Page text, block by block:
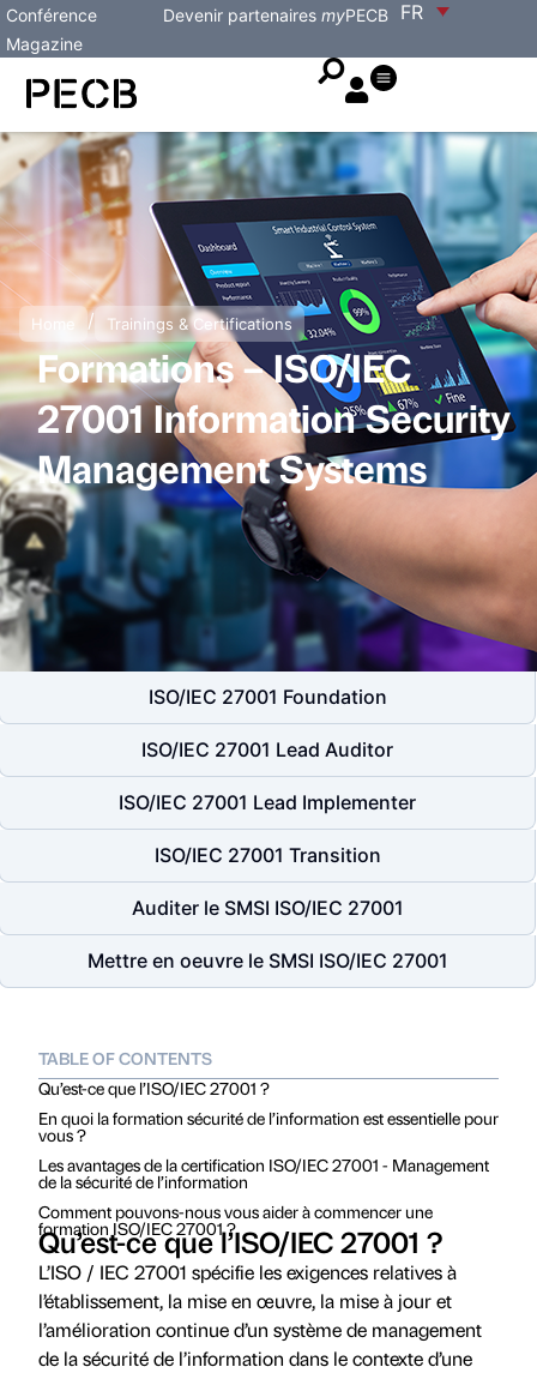
Conférence
Magazine
Devenir partenaires FR
myPECB
Home / Trainings & Certifications
Formations – ISO/IEC
27001 Information Security
Management Systems
ISO/IEC 27001 Foundation
ISO/IEC 27001 Lead Auditor
ISO/IEC 27001 Lead Implementer
ISO/IEC 27001 Transition
Auditer le SMSI ISO/IEC 27001
Mettre en oeuvre le SMSI ISO/IEC 27001
TABLE OF CONTENTS
Qu’est-ce que l’ISO/IEC 27001 ?
En quoi la formation sécurité de l’information est essentielle pour
vous ?
Les avantages de la certification ISO/IEC 27001 - Management
de la sécurité de l’information
Comment pouvons-nous vous aider à commencer une
formation ISO/IEC 27001 ?
Qu’est-ce que l’ISO/IEC 27001 ?
L’ISO / IEC 27001 spécifie les exigences relatives à
l’établissement, la mise en œuvre, la mise à jour et
l’amélioration continue d’un système de management
de la sécurité de l’information dans le contexte d’une